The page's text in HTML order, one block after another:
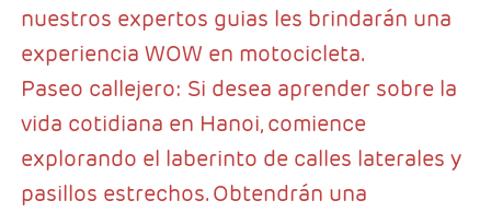
nuestros expertos guias les brindarán una
experiencia WOW en motocicleta.
Paseo callejero: Si desea aprender sobre la
vida cotidiana en Hanoi, comience
explorando el laberinto de calles laterales y
pasillos estrechos. Obtendrán una